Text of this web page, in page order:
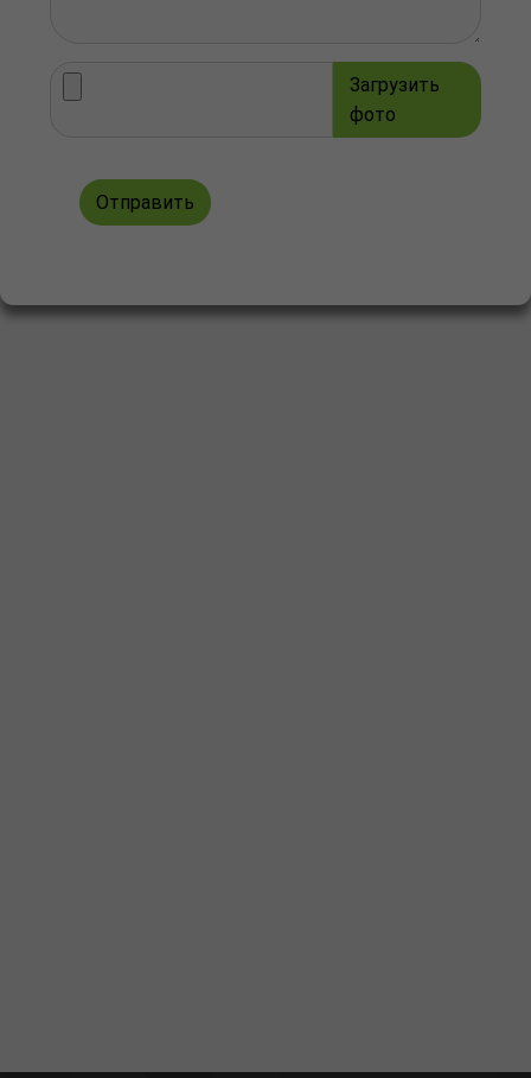
Загрузить
фото
Отправить